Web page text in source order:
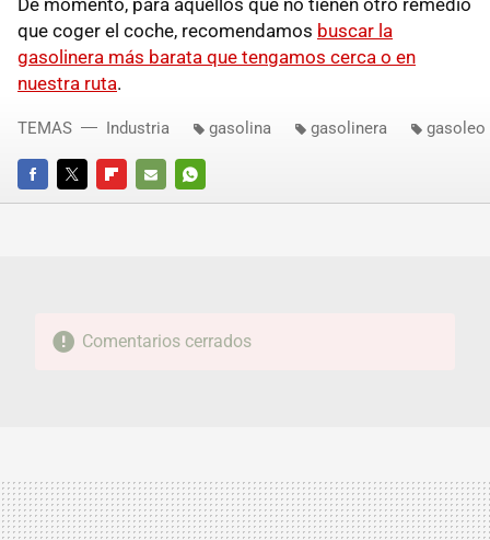
que coger el coche, recomendamos buscar la
gasolinera más barata que tengamos cerca o en
nuestra ruta.
FACEBOOKTWITTERFLIPBOARD
E-
WHATSAPP
TEMAS Industria gasolina gasolinera gasoleo
Comentarios cerrados